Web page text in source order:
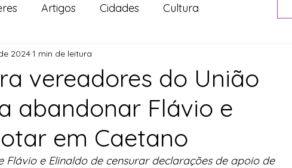
Artigos Cidades Cultura
Notícias
Projetos de Lei Política Lula
Indicação Água Agricultura Familiar
vereadores do União
abandonar Flávio e
em Caetano
20241 min de leitura
e Elinaldo de censurar declarações de apoio de